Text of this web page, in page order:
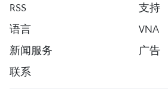
RSS
支持
语言
VNA
新闻服务
广告
联系